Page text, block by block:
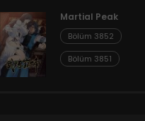
Martial Peak
Bölüm 3852
Bölüm 3851